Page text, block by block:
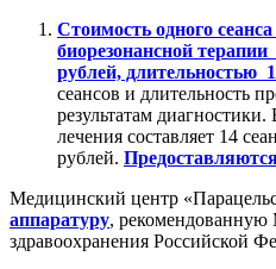
Стоимость одного
биорезонансной
рублей, длительностью
сеансов и длительность
результатам
лечения составляет 14
рублей.
Медицинский центр
аппаратуру, рекомендованную
здравоохранения Российской